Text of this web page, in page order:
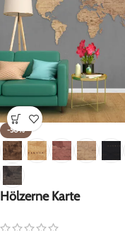
-50%
Hölzerne Karte